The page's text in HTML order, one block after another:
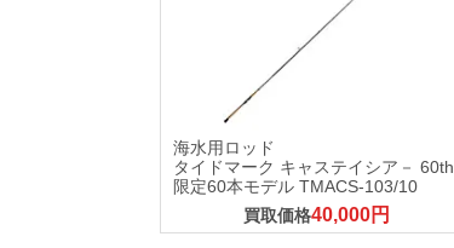
海水用ロッド
タイドマーク キャステイシア－ 60th
限定60本モデル TMACS-103/10
買取価格40,000円